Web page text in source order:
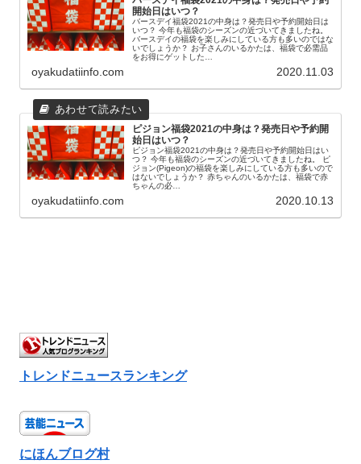
開始日はいつ？
バースデイ福袋2021の中身は？発売日や予約開始日は
いつ？ 今年も福袋のシーズンの近づいてきましたね。
バースデイの福袋を楽しみにしている方も多いのではな
いでしょうか？ お子さんのいるかたは、福袋で必需品
をお得にゲットした…
oyakudatiinfo.com 2020.11.03
ピジョン福袋2021の中身は？発売日や予約開
始日はいつ？
ピジョン福袋2021の中身は？発売日や予約開始日はい
つ？ 今年も福袋のシーズンの近づいてきましたね。 ピ
ジョン(Pigeon)の福袋を楽しみにしている方も多いので
はないでしょうか？ 赤ちゃんのいるかたは、福袋で赤
ちゃんの必…
oyakudatiinfo.com 2020.10.13
トレンドニュースランキング
にほんブログ村